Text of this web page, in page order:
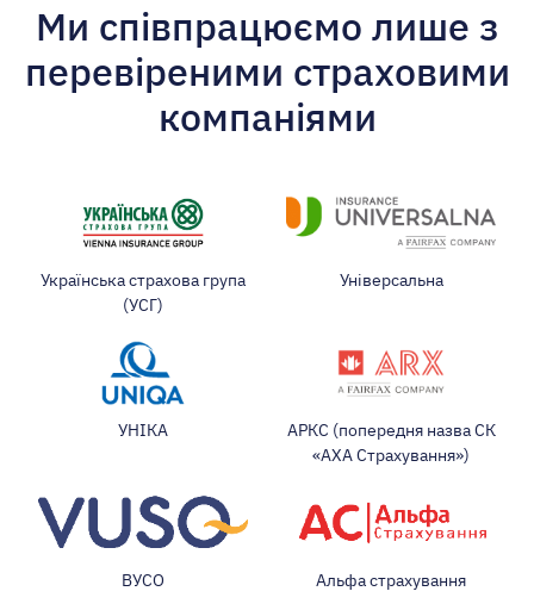
Ми співпрацюємо лише з
перевіреними страховими
компаніями
Українська страхова група
(УСГ)
Універсальна
УНІКА
АРКС (попередня назва СК
«АХА Страхування»)
ВУСО Альфа страхування